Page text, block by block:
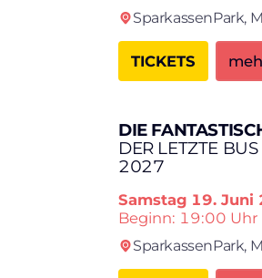
SparkassenPark,
TICKETS
DIE
DER LETZTE
2027
Samstag 19. Juni
Beginn: 19:00 Uhr
SparkassenPark,